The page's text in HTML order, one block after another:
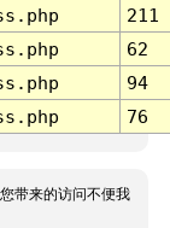
211
62
94
76
带来的访问不便我